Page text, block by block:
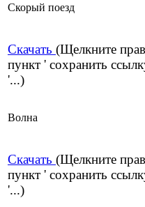
Скорый поезд
Скачать (Щелкните
пункт ' сохранить
'...)
Волна
Скачать (Щелкните
пункт ' сохранить
'...)